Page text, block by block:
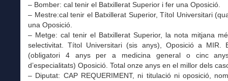
– Bomber: cal tenir el Batxillerat Superior i fer una Oposició.
– Mestre:cal tenir el Batxillerat Superior, Títol Universitari
una Oposició.
– Metge: cal tenir el Batxillerat Superior, la nota mitjana
selectivitat. Títol Universitari (sis anys), Oposició a MIR.
(obligatori 4 anys per a medicina general o cinc
d’especialitats) Oposició. Total onze anys en el millor dels
– Diputat: CAP REQUERIMENT, ni titulació ni oposició,